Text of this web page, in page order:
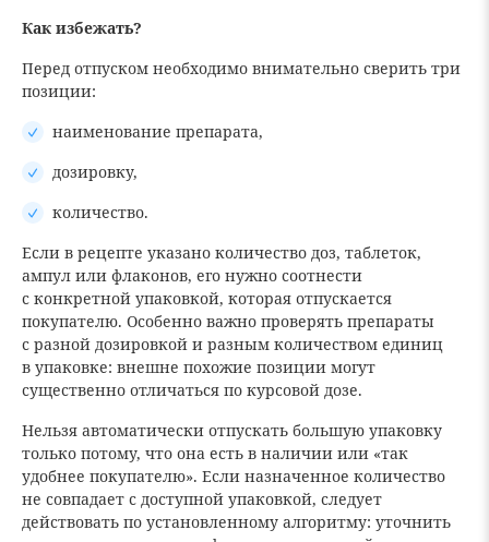
Как избежать?
Перед отпуском необходимо внимательно сверить три
позиции:
наименование препарата,
дозировку,
количество.
Если в рецепте указано количество доз, таблеток,
ампул или флаконов, его нужно соотнести
с конкретной упаковкой, которая отпускается
покупателю. Особенно важно проверять препараты
с разной дозировкой и разным количеством единиц
в упаковке: внешне похожие позиции могут
существенно отличаться по курсовой дозе.
Нельзя автоматически отпускать большую упаковку
только потому, что она есть в наличии или «так
удобнее покупателю». Если назначенное количество
не совпадает с доступной упаковкой, следует
действовать по установленному алгоритму: уточнить